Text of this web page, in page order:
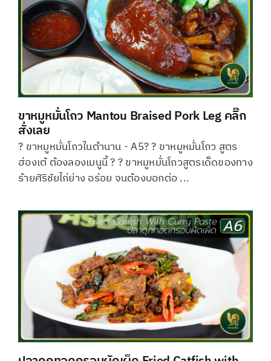
ขาหมูหมั่นโถว Mantou Braised Pork Leg คลิ๊ก
สั่งเลย
? ขาหมูหมั่นโถวในตำนาน - A5? ? ขาหมูหมั่นโถว สูตร
ฮ่องเต้ ต้องลองเมนูนี้ ? ? ขาหมูหมั่นโถวสูตรเด็ดของทาง
ร้ายศิริชัยไก่ย่าง อร่อย จนต้องบอกต่อ ...